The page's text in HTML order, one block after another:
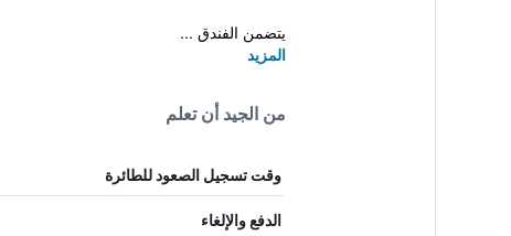
يتضمن الفندق ...
المزيد
من الجيد أن تعلم
وقت تسجيل الصعود للطائرة
الدفع والإلغاء